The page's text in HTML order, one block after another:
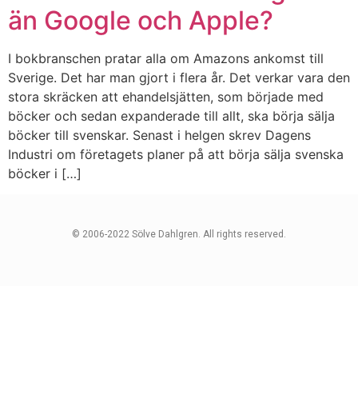
än Google och Apple?
I bokbranschen pratar alla om Amazons ankomst till
Sverige. Det har man gjort i flera år. Det verkar vara den
stora skräcken att ehandelsjätten, som började med
böcker och sedan expanderade till allt, ska börja sälja
böcker till svenskar. Senast i helgen skrev Dagens
Industri om företagets planer på att börja sälja svenska
böcker i […]
© 2006-2022 Sölve Dahlgren. All rights reserved.